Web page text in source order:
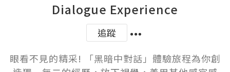
Dialogue Experience
追蹤
眼看不見的精采! 「黑暗中對話」體驗旅程為你創